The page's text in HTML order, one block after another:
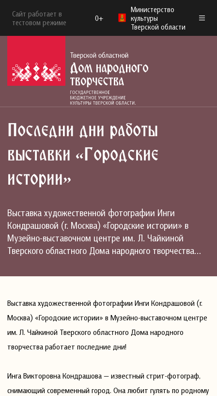
Сайт работает в
тестовом режиме
0+
Министерство
культуры
Тверской области
Последни дни работы
выставки «Городские
истории»
Выставка художественной фотографии Инги
Кондрашовой (г. Москва) «Городские истории» в
Музейно-выставочном центре им. Л. Чайкиной
Тверского областного Дома народного творчества…
Выставка художественной фотографии Инги Кондрашовой (г.
Москва) «Городские истории» в Музейно-выставочном центре
им. Л. Чайкиной Тверского областного Дома народного
творчества работает последние дни!
Инга Викторовна Кондрашова — известный стрит-фотограф,
снимающий современный город. Она любит гулять по родному